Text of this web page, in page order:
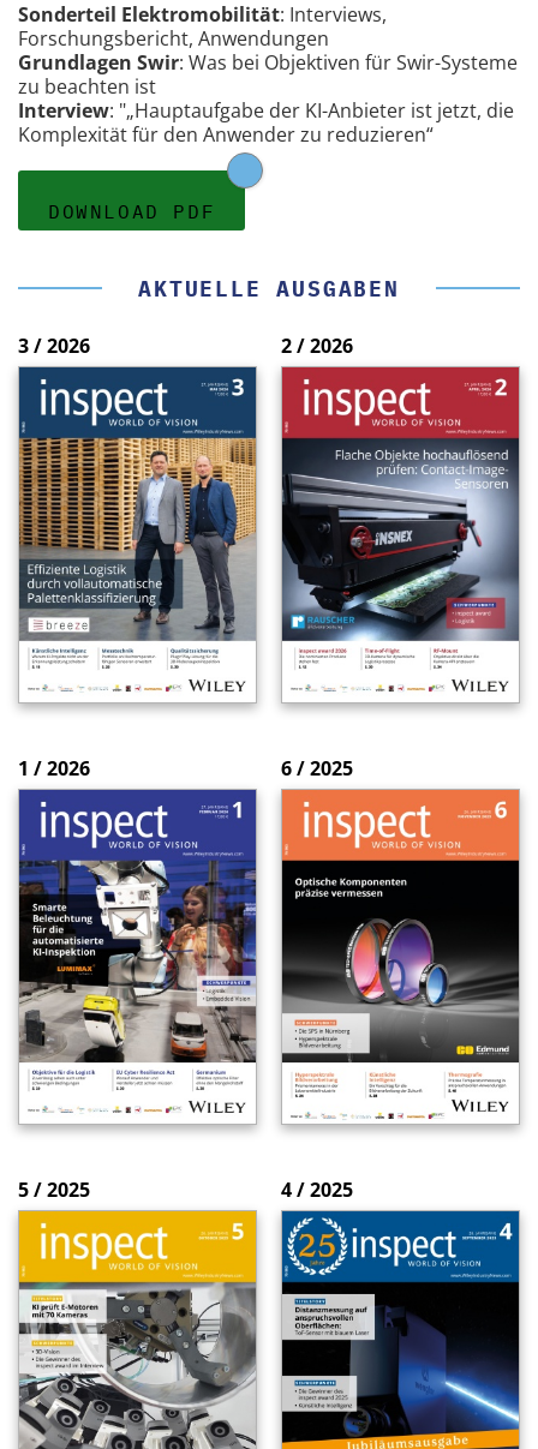
Sonderteil Elektromobilität: Interviews,
Forschungsbericht, Anwendungen
Grundlagen Swir: Was bei Objektiven für Swir-Systeme
zu beachten ist
Interview: "„Hauptaufgabe der KI-Anbieter ist jetzt, die
Komplexität für den Anwender zu reduzieren“
DOWNLOAD PDF
AKTUELLE AUSGABEN
3 / 2026 2 / 2026
1 / 2026 6 / 2025
5 / 2025 4 / 2025